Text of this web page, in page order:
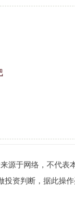
源于网络，不代表
资判断，据此操作